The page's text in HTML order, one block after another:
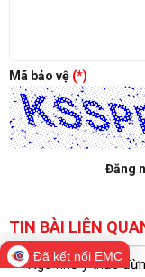
Mã bảo vệ (*)
Đăng
TIN BÀI LIÊN
Ngõ nhỏ ý thức
Đã kết nối EMC